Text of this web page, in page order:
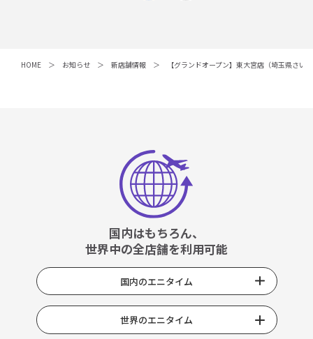
HOME お知らせ 新店舗情報 【グランドオープン】東大宮店（埼玉県さい
国内はもちろん、
世界中の全店舗を利用可能
国内のエニタイム
世界のエニタイム